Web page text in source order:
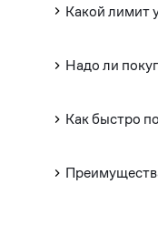
Какой лимит
Надо ли
Как быстро